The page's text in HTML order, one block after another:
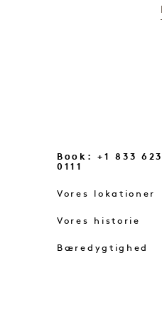
Book: +1 833 623
0111
Vores lokationer
Vores historie
Bæredygtighed